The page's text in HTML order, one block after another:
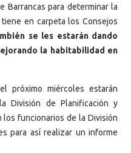
Barrancas para determinar la
en carpeta los Consejos
se les estarán dando
la habitabilidad en
próximo miércoles estarán
División de Planificación y
los funcionarios de la División
para así realizar un informe